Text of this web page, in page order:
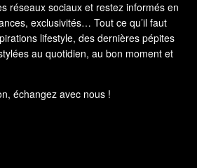
réseaux sociaux et restez informés en
exclusivités… Tout ce qu’il faut
lifestyle, des dernières pépites
au quotidien, au bon moment et
échangez avec nous !